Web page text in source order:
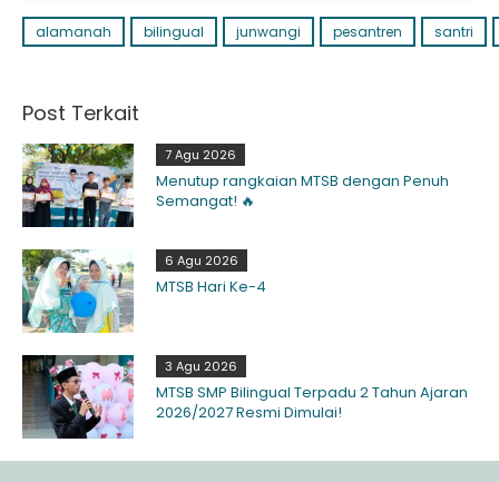
alamanah bilingual junwangi pesantren santri
Post Terkait
7 Agu 2026
Menutup rangkaian MTSB dengan Penuh
Semangat! 🔥
6 Agu 2026
MTSB Hari Ke-4
3 Agu 2026
MTSB SMP Bilingual Terpadu 2 Tahun Ajaran
2026/2027 Resmi Dimulai!